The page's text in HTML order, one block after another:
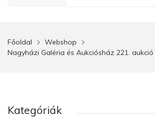
Főoldal
Webshop
Nagyházi Galéria és Aukciósház 221. aukció
Kategóriák